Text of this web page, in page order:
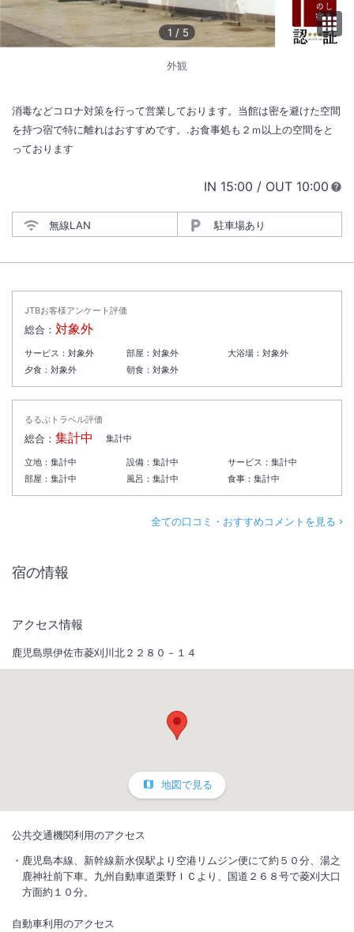
1 / 5
外観
消毒などコロナ対策を行って営業しております。当館は密を避けた空間
を持つ宿で特に離れはおすすめです。.お食事処も２ｍ以上の空間をと
っております
IN チェックイン
15:00 / OUT チェック
10:00
無線LAN 駐車場あり
JTBお客様アンケート評価
総合： 対象外
サービス： 対象外 部屋： 対象外 大浴場：対象外
夕食： 対象外 朝食： 対象外
るるぶトラベル評価
総合： 集計中 集計中
立地： 集計中 設備： 集計中 サービス：集計中
部屋： 集計中 風呂： 集計中 食事：集計中
全ての口コミ・おすすめコメントを見る
宿の情報
アクセス情報
鹿児島県伊佐市菱刈川北２２８０－１４
地図で見る
公共交通機関利用のアクセス
鹿児島本線、新幹線新水俣駅より空港リムジン便にて約５０分、湯之
鹿神社前下車。九州自動車道栗野ＩＣより、国道２６８号で菱刈大口
方面約１０分。
自動車利用のアクセス